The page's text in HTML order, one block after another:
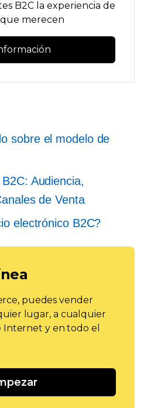
B2C la experiencia de
merecen
sobre el modelo de
Audiencia,
de Venta
electrónico B2C?
puedes vender
lugar, a cualquier
Internet y en todo el